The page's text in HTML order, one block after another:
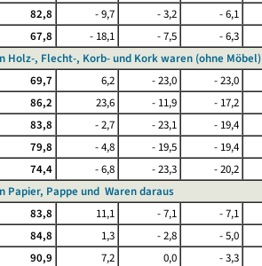
82,8 - 9,7 - 3,2 - 6,1
67,8 - 18,1 - 7,5 - 6,3
Holz-, Flecht-, Korb- und Kork waren (ohne Möbel)
69,7 6,2 - 23,0 - 23,0
86,2 23,6 - 11,9 - 17,2
83,8 - 2,7 - 23,1 - 19,4
79,8 - 4,8 - 19,5 - 19,4
74,4 - 6,8 - 23,3 - 20,2
Papier, Pappe und Waren daraus
83,8 11,1 - 7,1 - 7,1
84,8 1,3 - 2,8 - 5,0
90,9 7,2 0,0 - 3,3